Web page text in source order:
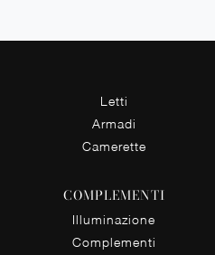
Letti
Armadi
Camerette
COMPLEMENTI
Illuminazione
Complementi